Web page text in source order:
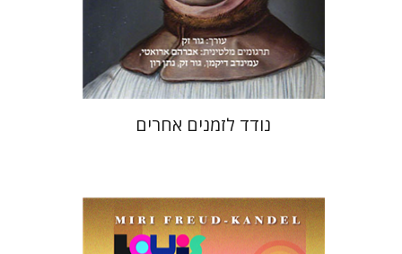
עכשיו בהנחה
$42
$31
נודד לזמנים אחרים